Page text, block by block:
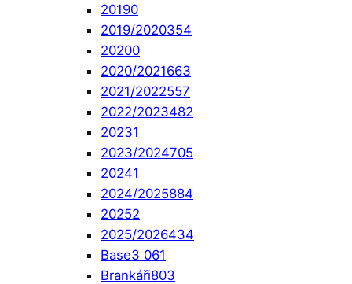
20190
2019/2020354
20200
2020/2021663
2021/2022557
2022/2023482
20231
2023/2024705
20241
2024/2025884
20252
2025/2026434
Base3 061
Brankáři803